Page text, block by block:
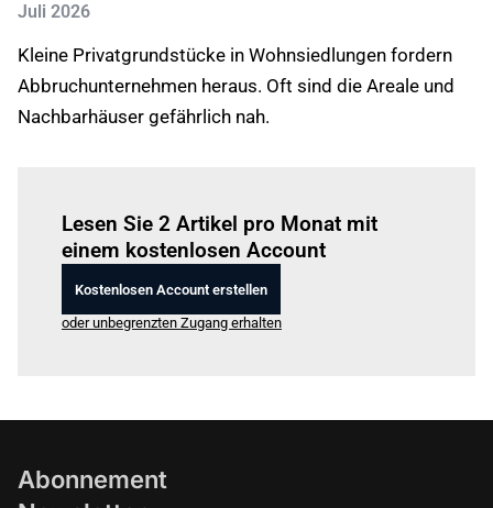
Juli 2026
Kleine Privatgrundstücke in Wohnsiedlungen fordern
Abbruchunternehmen heraus. Oft sind die Areale und
Nachbarhäuser gefährlich nah.
Lesen Sie 2 Artikel pro Monat mit
einem kostenlosen Account
Kostenlosen Account erstellen
oder unbegrenzten Zugang erhalten
Abonnement